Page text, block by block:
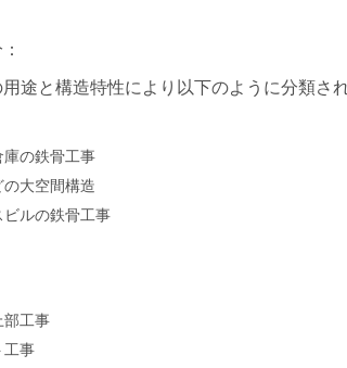
途と構造特性により以下のように分類さ
の鉄骨工事
大空間構造
ルの鉄骨工事
部工事
工事